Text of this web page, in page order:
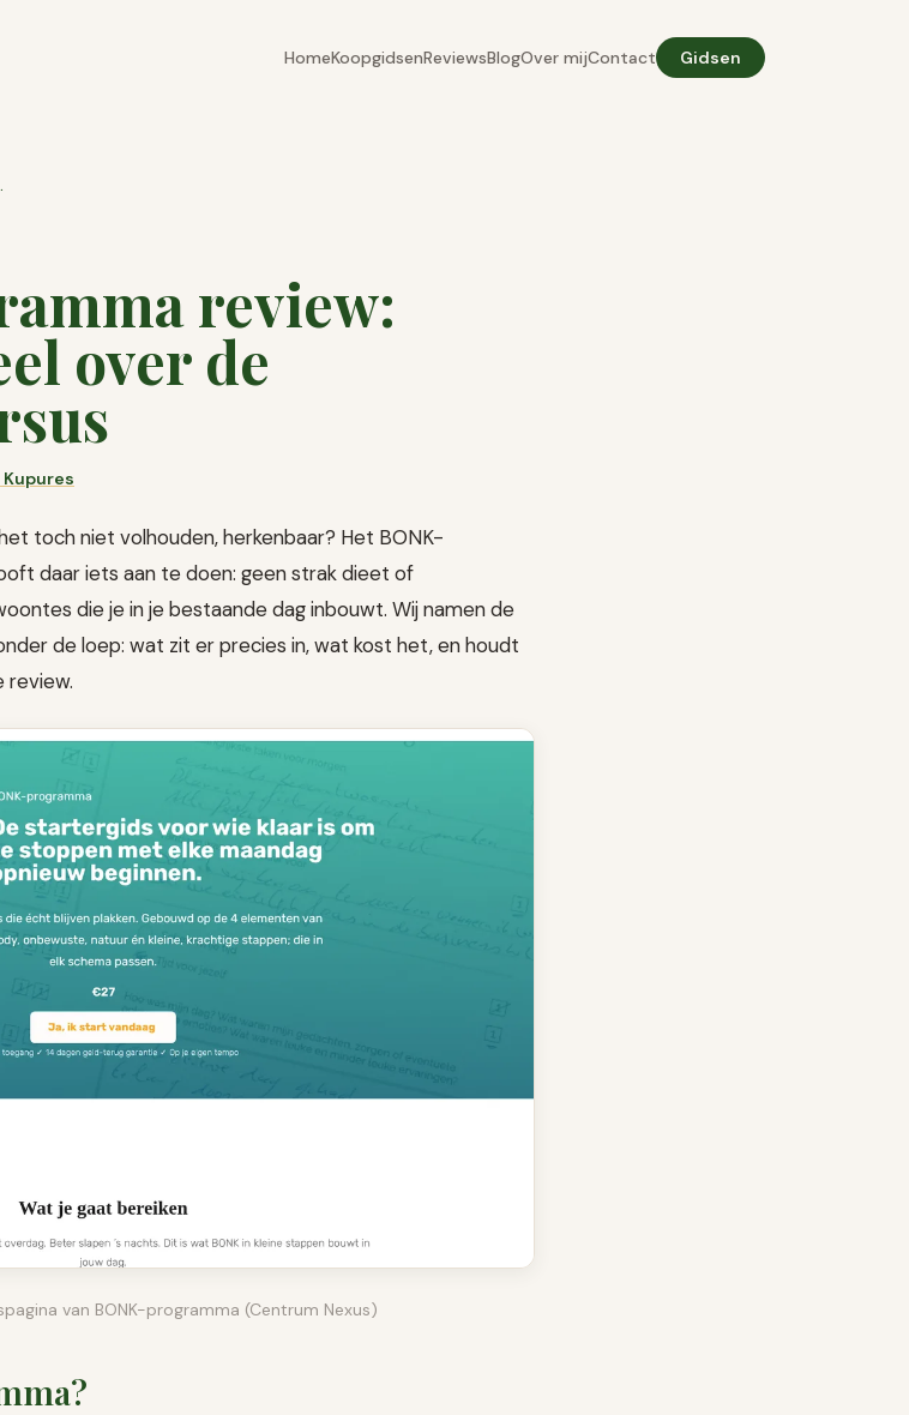
HomeKoopgidsenReviewsBlogOver mijContact Gidsen
review:
over de
toch niet volhouden, herkenbaar? Het BONK-
daar iets aan te doen: geen strak dieet of
die je in je bestaande dag inbouwt. Wij namen de
de loep: wat zit er precies in, wat kost het, en houdt
review.
van BONK-programma (Centrum Nexus)